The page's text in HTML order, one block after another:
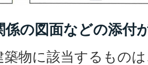
の図面などの添付
築物に該当するもの